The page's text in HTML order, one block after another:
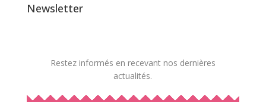
Newsletter
Restez informés en recevant nos dernières
actualités.